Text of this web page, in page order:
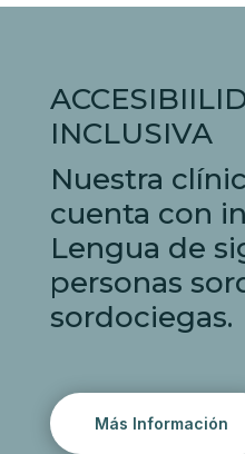
INCLUSIVA
Nuestra
cuenta con
Lengua de
personas
sordociegas.
Más Información